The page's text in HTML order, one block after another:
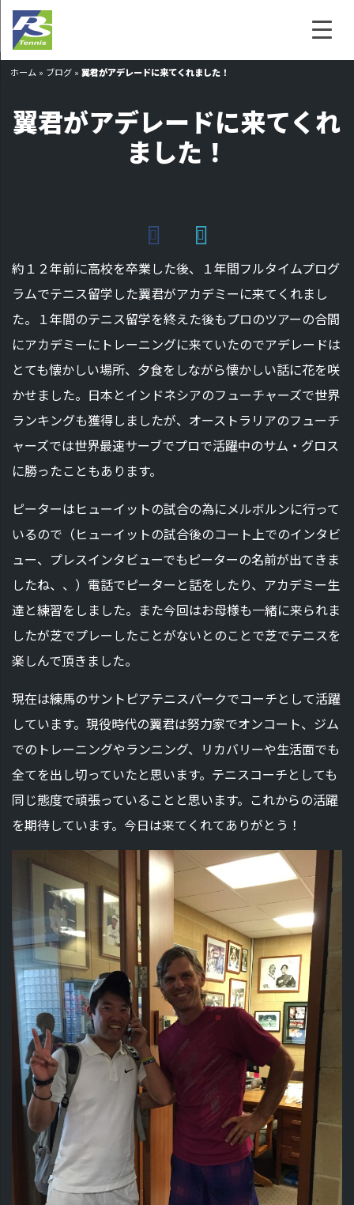
ホーム » ブログ »翼君がアデレードに来てくれました！
翼君がアデレードに来てくれ
ました！
約１２年前に高校を卒業した後、１年間フルタイムプログ
ラムでテニス留学した翼君がアカデミーに来てくれまし
た。１年間のテニス留学を終えた後もプロのツアーの合間
にアカデミーにトレーニングに来ていたのでアデレードは
とても懐かしい場所、夕食をしながら懐かしい話に花を咲
かせました。日本とインドネシアのフューチャーズで世界
ランキングも獲得しましたが、オーストラリアのフューチ
ャーズでは世界最速サーブでプロで活躍中のサム・グロス
に勝ったこともあります。
ピーターはヒューイットの試合の為にメルボルンに行って
いるので（ヒューイットの試合後のコート上でのインタビ
ュー、プレスインタビューでもピーターの名前が出てきま
したね、、）電話でピーターと話をしたり、アカデミー生
達と練習をしました。また今回はお母様も一緒に来られま
したが芝でプレーしたことがないとのことで芝でテニスを
楽しんで頂きました。
現在は練馬のサントピアテニスパークでコーチとして活躍
しています。現役時代の翼君は努力家でオンコート、ジム
でのトレーニングやランニング、リカバリーや生活面でも
全てを出し切っていたと思います。テニスコーチとしても
同じ態度で頑張っていることと思います。これからの活躍
を期待しています。今日は来てくれてありがとう！